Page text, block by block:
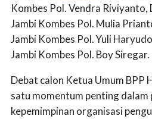
Kombes Pol. Vendra Riviyanto,
Jambi Kombes Pol. Mulia
Jambi Kombes Pol. Yuli
Jambi Kombes Pol. Boy Siregar.
Debat calon Ketua Umum BPP
satu momentum penting
kepemimpinan organisasi